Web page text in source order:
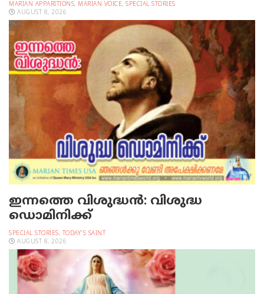
MARIAN APPARITIONS, MARIAN VOICE, SPECIAL STORIES
AUGUST 8, 2026
ഇന്നത്തെ വിശുദ്ധന്‍: വിശുദ്ധ
ഡൊമിനിക്ക്
SPECIAL STORIES, TODAY'S SAINT
AUGUST 8, 2026